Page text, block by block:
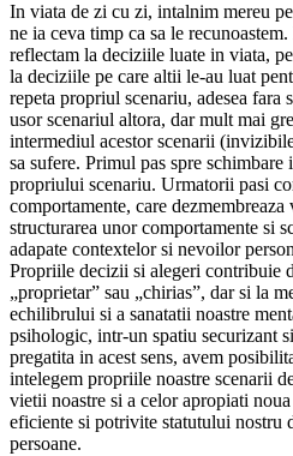
In viata de zi cu zi, intalnim mereu
ne ia ceva timp ca sa le
reflectam la deciziile luate in viata,
la deciziile pe care altii le-au luat
repeta propriul scenariu, adesea fara
usor scenariul altora, dar mult mai
intermediul acestor scenarii
sa sufere. Primul pas spre
propriului scenariu. Urmatorii pasi
comportamente, care
structurarea unor comportamente si
adapate contextelor si nevoilor
Propriile decizii si alegeri contribuie
„proprietar” sau „chirias”, dar si la
echilibrului si a sanatatii noastre
psihologic, intr-un spatiu securizant
pregatita in acest sens, avem
intelegem propriile noastre scenarii
vietii noastre si a celor apropiati
eficiente si potrivite statutului nostru
persoane.